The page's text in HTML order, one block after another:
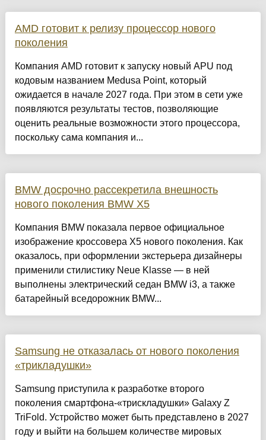
AMD готовит к релизу процессор нового
поколения
Компания AMD готовит к запуску новый APU под
кодовым названием Medusa Point, который
ожидается в начале 2027 года. При этом в сети уже
появляются результаты тестов, позволяющие
оценить реальные возможности этого процессора,
поскольку сама компания и...
BMW досрочно рассекретила внешность
нового поколения BMW X5
Компания BMW показала первое официальное
изображение кроссовера X5 нового поколения. Как
оказалось, при оформлении экстерьера дизайнеры
применили стилистику Neue Klasse — в ней
выполнены электрический седан BMW i3, а также
батарейный вседорожник BMW...
Samsung не отказалась от нового поколения
«трикладушки»
Samsung приступила к разработке второго
поколения смартфона-«трискладушки» Galaxy Z
TriFold. Устройство может быть представлено в 2027
году и выйти на большем количестве мировых